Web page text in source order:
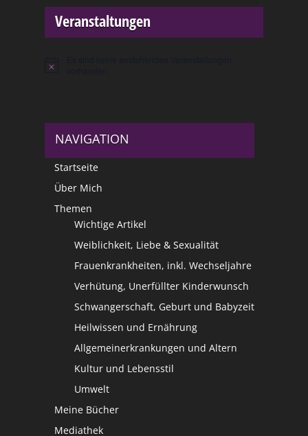
Veranstaltungen
Hinweis
NAVIGATION
Startseite
Über Mich
Themen
Wichtige Artikel
Weiblichkeit, Liebe & Sexualität
Frauenkrankheiten, inkl. Wechseljahre
Verhütung, Unerfüllter Kinderwunsch
Schwangerschaft, Geburt und Babyzeit
Heilwissen und Ernährung
Allgemeinerkrankungen und Altern
Kultur und Lebensstil
Umwelt
Meine Bücher
Mediathek